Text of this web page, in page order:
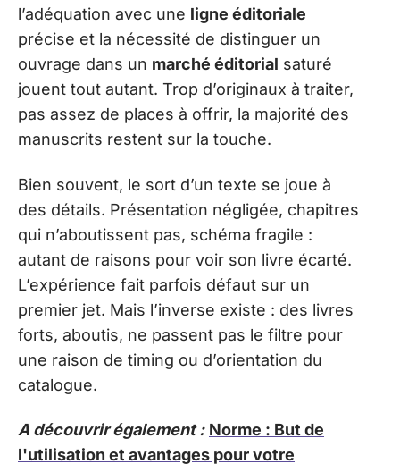
l’adéquation avec une ligne éditoriale
précise et la nécessité de distinguer un
ouvrage dans un marché éditorial saturé
jouent tout autant. Trop d’originaux à traiter,
pas assez de places à offrir, la majorité des
manuscrits restent sur la touche.
Bien souvent, le sort d’un texte se joue à
des détails. Présentation négligée, chapitres
qui n’aboutissent pas, schéma fragile :
autant de raisons pour voir son livre écarté.
L’expérience fait parfois défaut sur un
premier jet. Mais l’inverse existe : des livres
forts, aboutis, ne passent pas le filtre pour
une raison de timing ou d’orientation du
catalogue.
A découvrir également : Norme : But de
l'utilisation et avantages pour votre